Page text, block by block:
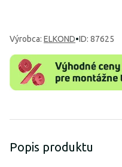
Výrobca: ELKOND•ID: 87625
Popis produktu